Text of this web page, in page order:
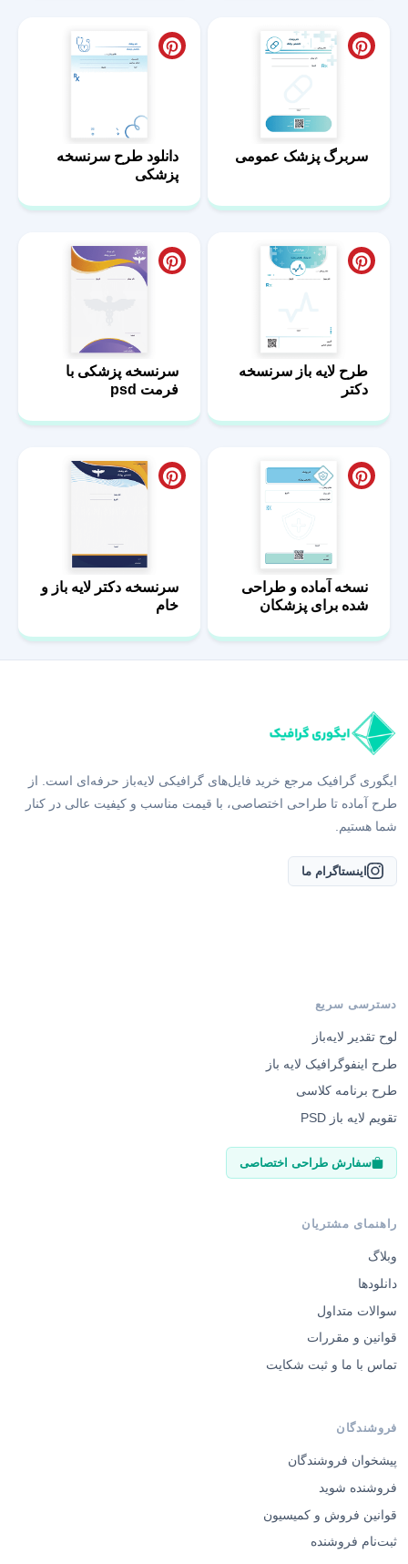
سربرگ پزشک عمومی
دانلود طرح سرنسخه
پزشکی
طرح لایه باز سرنسخه
دکتر
سرنسخه پزشکی با
فرمت psd
نسخه آماده و طراحی
شده برای پزشکان
سرنسخه دکتر لایه باز و
خام
ایگوری گرافیک مرجع خرید فایل‌های گرافیکی لایه‌باز حرفه‌ای است. از
طرح آماده تا طراحی اختصاصی، با قیمت مناسب و کیفیت عالی در کنار
شما هستیم.
اینستاگرام ما
دسترسی سریع
لوح تقدیر لایه‌باز
طرح اینفوگرافیک لایه باز
طرح برنامه کلاسی
تقویم لایه باز PSD
سفارش طراحی اختصاصی
راهنمای مشتریان
وبلاگ
دانلودها
سوالات متداول
قوانین و مقررات
تماس با ما و ثبت شکایت
فروشندگان
پیشخوان فروشندگان
فروشنده شوید
قوانین فروش و کمیسیون
ثبت‌نام فروشنده